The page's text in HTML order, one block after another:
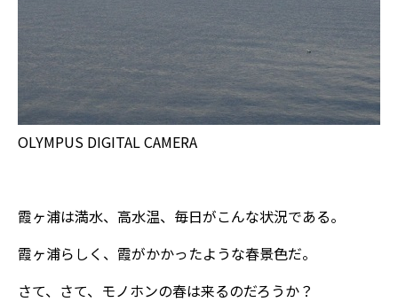
OLYMPUS DIGITAL CAMERA
霞ヶ浦は満水、高水温、毎日がこんな状況である。
霞ヶ浦らしく、霞がかかったような春景色だ。
さて、さて、モノホンの春は来るのだろうか？